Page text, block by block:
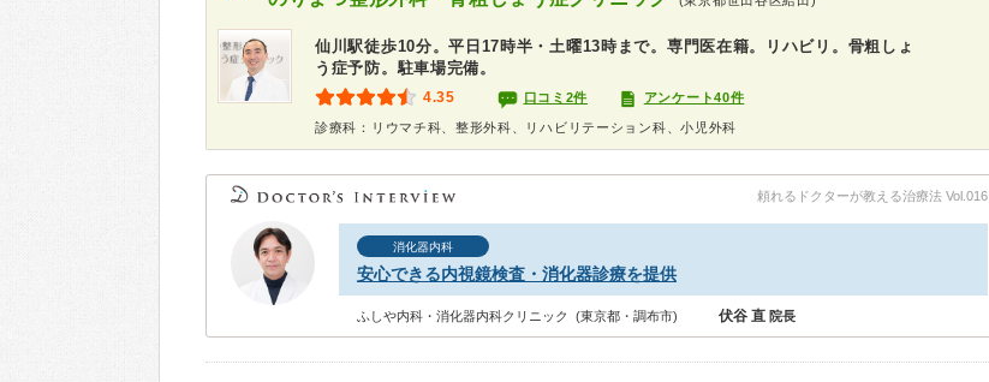
仙川駅徒歩10分。平日17時半・土曜13時まで。専門医在籍。リハビリ。骨粗しょ
う症予防。駐車場完備。
4.35 口コミ2件 アンケート40件
診療科：リウマチ科、整形外科、リハビリテーション科、小児外科
頼れるドクターが教える治療法 Vol.016
消化器内科
安心できる内視鏡検査・消化器診療を提供
ふしや内科・消化器内科クリニック (東京都・調布市) 伏谷 直 院長